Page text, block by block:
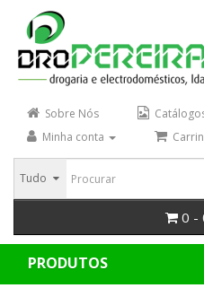
Sobre Nós
Minha conta
Tudo
0 -
PRODUTOS